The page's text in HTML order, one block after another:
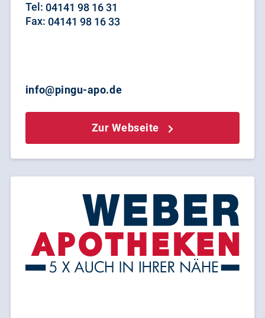
Tel: 04141 98 16 31
Fax: 04141 98 16 33
info@pingu-apo.de
Zur Webseite